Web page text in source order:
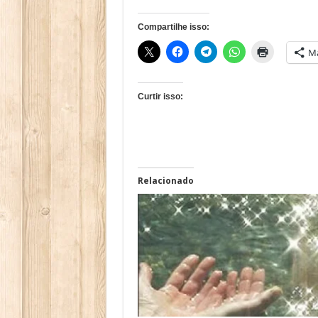
Compartilhe isso:
Curtir isso:
Relacionado